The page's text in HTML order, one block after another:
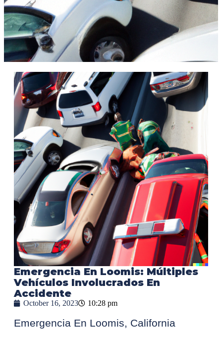
Emergencia En Loomis: Múltiples
Vehículos Involucrados En
Accidente
October 16, 2023 10:28 pm
Emergencia En Loomis, California